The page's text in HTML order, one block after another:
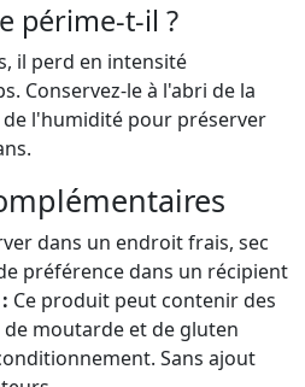
périme-t-il ?
il perd en intensité
Conservez-le à l'abri de la
l'humidité pour préserver
dans un endroit frais, sec
préférence dans un récipient
Ce produit peut contenir des
moutarde et de gluten
Sans ajout